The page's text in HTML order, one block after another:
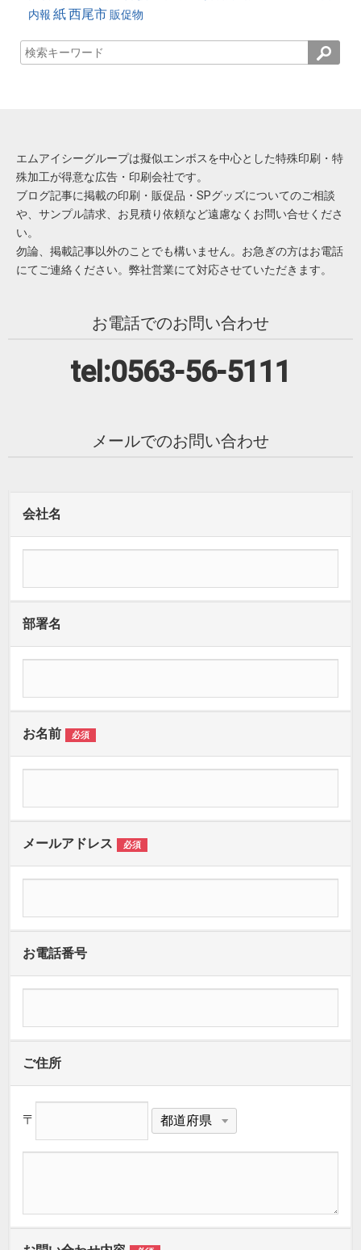
内報 紙西尾市 販促物
エムアイシーグループは擬似エンボスを中心とした特殊印刷・特
殊加工が得意な広告・印刷会社です。
ブログ記事に掲載の印刷・販促品・SPグッズについてのご相談
や、サンプル請求、お見積り依頼など遠慮なくお問い合せくださ
い。
勿論、掲載記事以外のことでも構いません。お急ぎの方はお電話
にてご連絡ください。弊社営業にて対応させていただきます。
お電話でのお問い合わせ
tel:0563-56-5111
メールでのお問い合わせ
会社名
部署名
お名前 必須
メールアドレス 必須
お電話番号
ご住所
〒